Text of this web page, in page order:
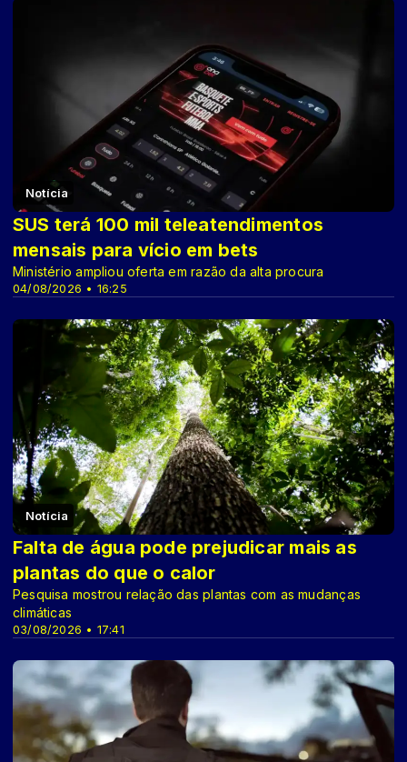
Notícia
04/08/2026 • 16:25
SUS terá 100 mil teleatendimentos
mensais para vício em bets
Ministério ampliou oferta em razão da alta procura
Notícia
03/08/2026 • 17:41
Falta de água pode prejudicar mais as
plantas do que o calor
Pesquisa mostrou relação das plantas com as mudanças
climáticas